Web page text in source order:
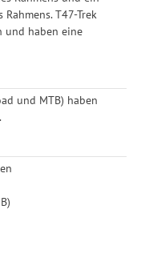
den Drittanbietern
Diese
unserer Website nicht
für bestimmte
Zukunft widerrufen.
T47-Trek
und haben eine
und MTB) haben